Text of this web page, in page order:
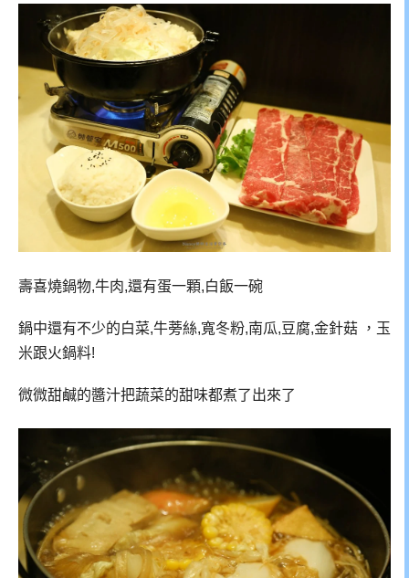
壽喜燒鍋物,牛肉,還有蛋一顆,白飯一碗
鍋中還有不少的白菜,牛蒡絲,寬冬粉,南瓜,豆腐,金針菇 ，玉
米跟火鍋料!
微微甜鹹的醬汁把蔬菜的甜味都煮了出來了